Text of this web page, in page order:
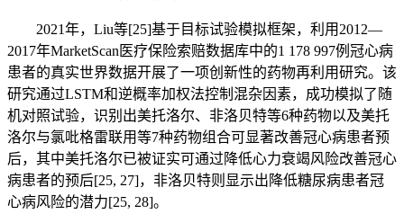
2021年，Liu等[25]基于目标试验模拟框架，利用2012—
2017年MarketScan医疗保险索赔数据库中的1 178 997例冠心病
患者的真实世界数据开展了一项创新性的药物再利用研究。该
研究通过LSTM和逆概率加权法控制混杂因素，成功模拟了随
机对照试验，识别出美托洛尔、非洛贝特等6种药物以及美托
洛尔与氯吡格雷联用等7种药物组合可显著改善冠心病患者预
后，其中美托洛尔已被证实可通过降低心力衰竭风险改善冠心
病患者的预后[25, 27]，非洛贝特则显示出降低糖尿病患者冠
心病风险的潜力[25, 28]。